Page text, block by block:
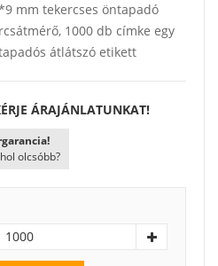
mm tekercses öntapadó
1000 db címke egy
átlátszó etikett
ÁRAJÁNLATUNKAT!
olcsóbb?